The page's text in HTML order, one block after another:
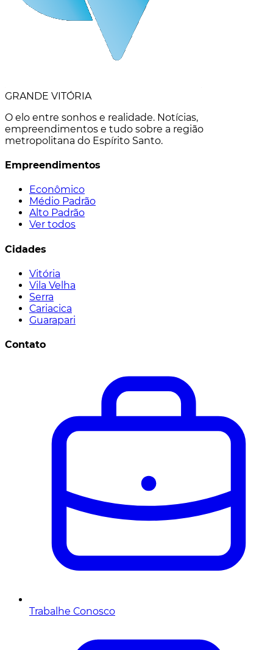
GRANDE VITÓRIA
O elo entre sonhos e realidade. Notícias,
empreendimentos e tudo sobre a região
metropolitana do Espírito Santo.
Empreendimentos
Econômico
Médio Padrão
Alto Padrão
Ver todos
Cidades
Vitória
Vila Velha
Serra
Cariacica
Guarapari
Contato
Trabalhe Conosco